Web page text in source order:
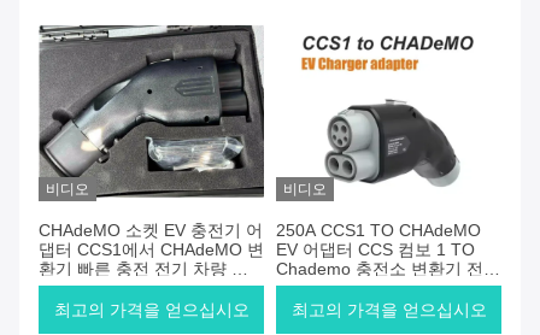
비디오
CHAdeMO 소켓 EV 충전기 어
댑터 CCS1에서 CHAdeMO 변
환기 빠른 충전 전기 차량 신
에너지 자동차
최고의 가격을 얻으십시오
비디오
250A CCS1 TO CHAdeMO
EV 어댑터 CCS 컴보 1 TO
Chademo 충전소 변환기 전기
차량 충전 커넥터
최고의 가격을 얻으십시오